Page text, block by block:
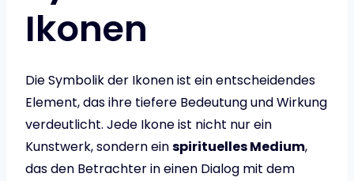
Ikonen
Die Symbolik der Ikonen ist ein entscheidendes
Element, das ihre tiefere Bedeutung und Wirkung
verdeutlicht. Jede Ikone ist nicht nur ein
Kunstwerk, sondern einspirituelles Medium,
das den Betrachter in einen Dialog mit dem